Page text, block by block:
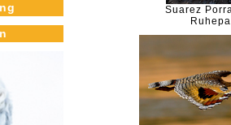
Suarez